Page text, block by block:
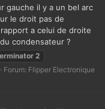
gauche il y a un bel arc
le droit pas de
a celui de droite
condensateur ?
2
Forum: Flipper Electronique